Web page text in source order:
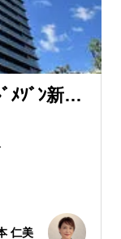
【中古マンション】ｸﾞﾗﾝﾄﾞﾒｿﾞﾝ新梅田ﾀﾜｰ THE CLUB RESIDENCE
仁美